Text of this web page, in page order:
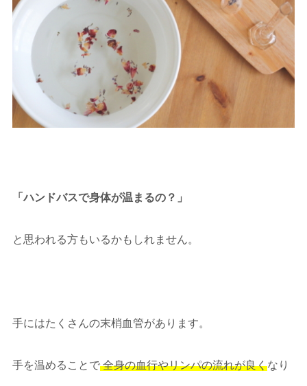
「ハンドバスで身体が温まるの？」
と思われる方もいるかもしれません。
手にはたくさんの末梢血管があります。
手を温めることで全身の血行やリンパの流れが良くなり